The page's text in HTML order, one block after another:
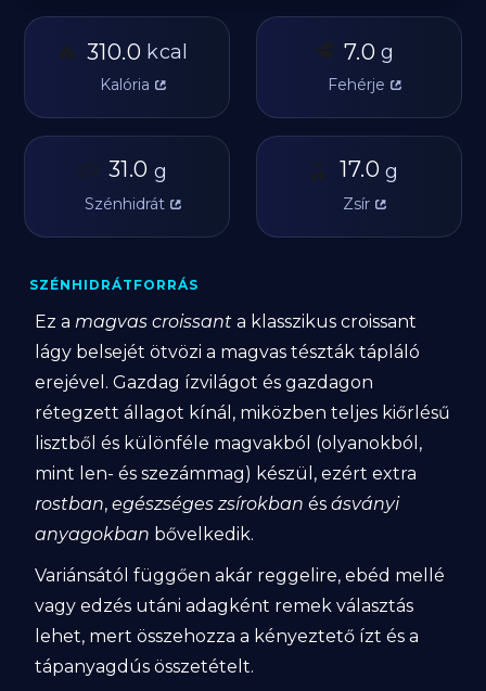
🔥 310.0 kcal
Kalória
🥩 7.0 g
Fehérje
🥔 31.0 g
Szénhidrát
🫒 17.0 g
Zsír
SZÉNHIDRÁTFORRÁS
Ez amagvas croissant a klasszikus croissant
lágy belsejét ötvözi a magvas tészták tápláló
erejével. Gazdag ízvilágot és gazdagon
rétegzett állagot kínál, miközben teljes kiőrlésű
lisztből és különféle magvakból (olyanokból,
mint len- és szezámmag) készül, ezért extra
rostban,egészséges zsírokban ésásványi
anyagokban bővelkedik.
Variánsától függően akár reggelire, ebéd mellé
vagy edzés utáni adagként remek választás
lehet, mert összehozza a kényeztető ízt és a
tápanyagdús összetételt.